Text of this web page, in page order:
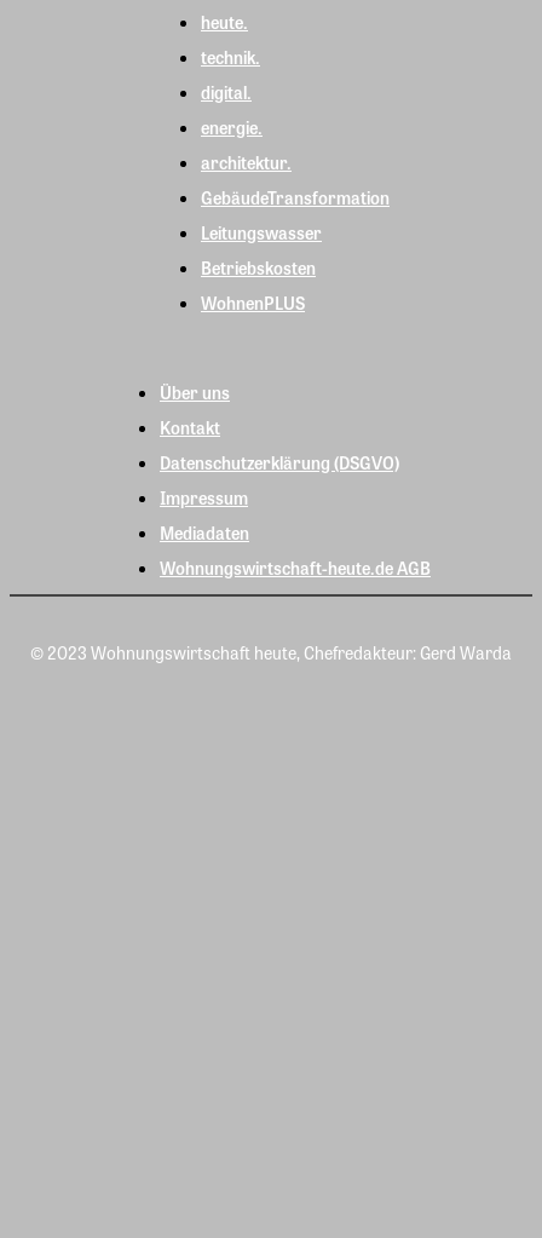
heute.
technik.
digital.
energie.
architektur.
GebäudeTransformation
Leitungswasser
Betriebskosten
WohnenPLUS
Über uns
Kontakt
Datenschutzerklärung (DSGVO)
Impressum
Mediadaten
Wohnungswirtschaft-heute.de AGB
© 2023 Wohnungswirtschaft heute, Chefredakteur: Gerd Warda